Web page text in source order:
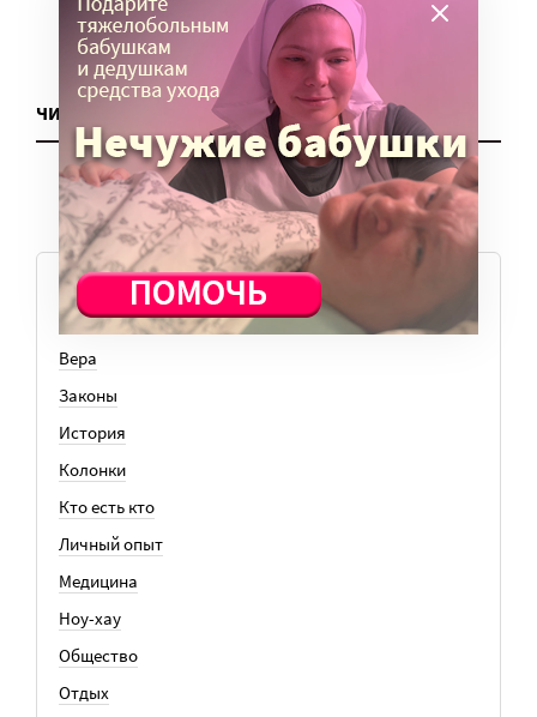
ЧИТАТЬ ЕЩЕ
ТЕМЫ
Вера
Законы
История
Колонки
Кто есть кто
Личный опыт
Медицина
Ноу-хау
Общество
Отдых